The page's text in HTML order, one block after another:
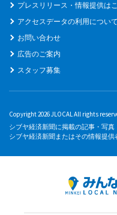
プレスリリース・情報提供は
アクセスデータの利用について
お問い合わせ
広告のご案内
スタッフ募集
Copyright 2026 JLOCAL All rights
シブヤ経済新聞に掲載の記事・写
シブヤ経済新聞またはその情報提供